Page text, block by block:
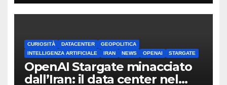
CURIOSITÀ DATACENTER
GEOPOLITICA
INTELLIGENZA ARTIFICIALE
IRAN NEWS OPENAI STARGATE
OpenAI Stargate minacciato
dall’Iran: il data center nel